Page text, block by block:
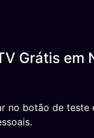
Grátis em
no botão de teste